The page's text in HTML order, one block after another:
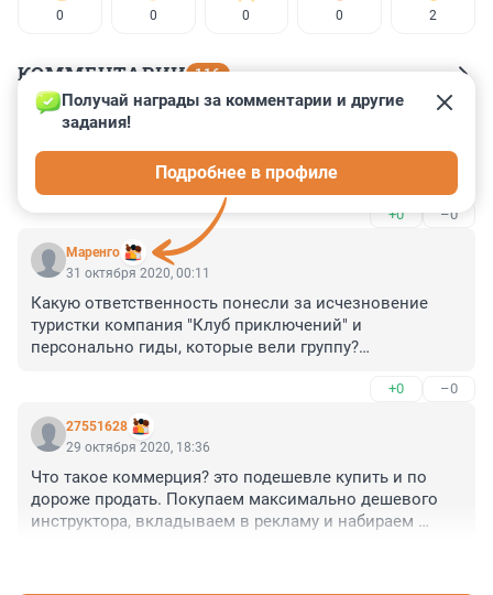
0 0 0 0 2
КОММЕНТАРИИ 116
Гость
Она бросила 6 месячного ребенка, ради похода.
+0 –0
Маренго
Получай награды за комментарии и другие
задания!
Подробнее в профиле
31 октября 2020, 00:11
Какую ответственность понесли за исчезновение
туристки компания "Клуб приключений" и
персонально гиды, которые вели группу?
отделываться перевешиванием ответственности на
пострадавших, мы так и будет иметь дело с травмами,
смертями и исчезновениями.
Подумаешь, туристка пропала. Подчистить отзывы на
сайте, оклеветать её (не ответит же), и продолжать
А судебное разбирательство будет? А компенсация
+0 –0
27551628
29 октября 2020, 18:36
Что такое коммерция? это подешевле купить и по
дороже продать. Покупаем максимально дешевого
инструктора, вкладываем в рекламу и набираем